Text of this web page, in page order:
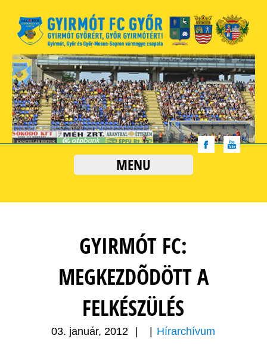
MENU
GYIRMÓT FC:
MEGKEZDÕDÖTT A
FELKÉSZÜLÉS
03. január, 2012 Hírarchívum